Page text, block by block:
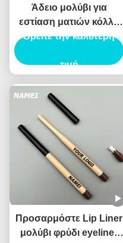
Άδειο μολύβι για
εστίαση ματιών κόλλα
ψεύτικο μολύβι
αδιάβροχο ανθεκτικό
ματιών δοχείο
Βρείτε την καλύτερη
τιμή
Προσαρμόστε Lip Liner
μολύβι φρύδι eyeliner